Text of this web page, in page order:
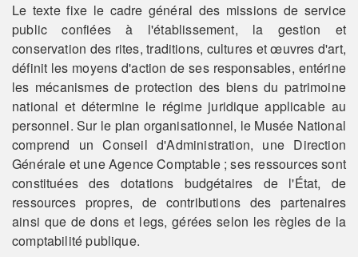
Le texte fixe le cadre général des missions de service
public confiées à l'établissement, la gestion et
conservation des rites, traditions, cultures et œuvres d'art,
définit les moyens d'action de ses responsables, entérine
les mécanismes de protection des biens du patrimoine
national et détermine le régime juridique applicable au
personnel. Sur le plan organisationnel, le Musée National
comprend un Conseil d'Administration, une Direction
Générale et une Agence Comptable ; ses ressources sont
constituées des dotations budgétaires de l'État, de
ressources propres, de contributions des partenaires
ainsi que de dons et legs, gérées selon les règles de la
comptabilité publique.